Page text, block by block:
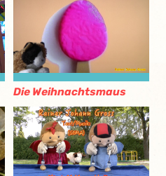
Die Weihnachtsmaus